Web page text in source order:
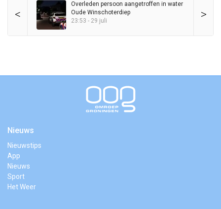
< >
Overleden persoon aangetroffen in water
Oude Winschoterdiep
23:53 - 29 juli
Nieuws
Nieuwstips
App
Nieuws
Sport
Het Weer